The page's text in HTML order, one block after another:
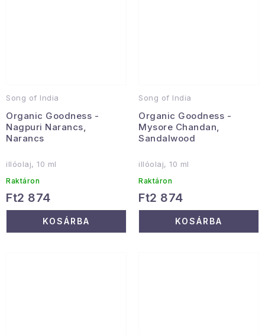
Song of India
Organic Goodness -
Nagpuri Narancs,
Narancs
illóolaj, 10 ml
Raktáron
Ft2 874
KOSÁRBA
Song of India
Organic Goodness -
Mysore Chandan,
Sandalwood
illóolaj, 10 ml
Raktáron
Ft2 874
KOSÁRBA